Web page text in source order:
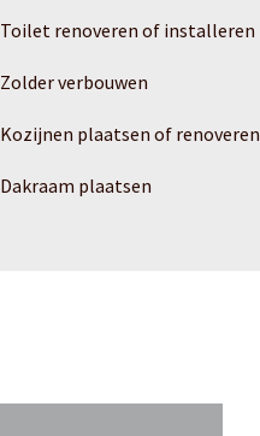
Toilet renoveren of installeren
Zolder verbouwen
Kozijnen plaatsen of renoveren
Dakraam plaatsen